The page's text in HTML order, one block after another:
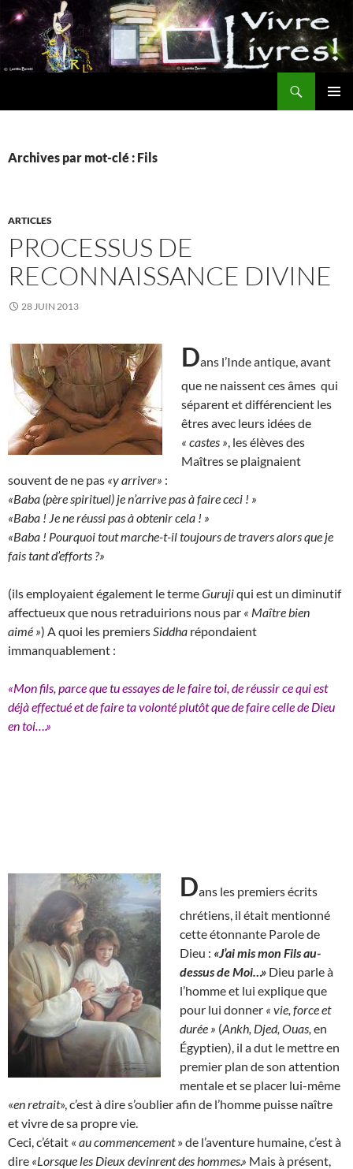
Aller
au
contenu
Archives par mot-clé : Fils
ARTICLES
PROCESSUS DE
RECONNAISSANCE DIVINE
28 JUIN 2013
Dans l’Inde antique, avant
que ne naissent ces âmes qui
séparent et différencient les
êtres avec leurs idées de
« castes » , les élèves des
Maîtres se plaignaient
souvent de ne pas «y arriver» :
«Baba (père spirituel) je n’arrive pas à faire ceci ! »
«Baba ! Je ne réussi pas à obtenir cela ! »
«Baba ! Pourquoi tout marche-t-il toujours de travers alors que je
fais tant d’efforts ?»
(ils employaient également le termeGurujiqui est un diminutif
affectueux que nous retraduirions nous par « Maître bien
aimé ») A quoi les premiers Siddha répondaient
immanquablement :
«Mon fils, parce que tu essayes de le faire toi, de réussir ce qui est
déjà effectué et de faire ta volonté plutôt que de faire celle de Dieu
en toi….»
Dans les premiers écrits
chrétiens, il était mentionné
cette étonnante Parole de
Dieu : «J’ai mis mon Fils au-
dessus de Moi…» Dieu parle à
l’homme et lui explique que
pour lui donner « vie, force et
durée » (Ankh, Djed, Ouas, en
Égyptien), il a dut le mettre en
premier plan de son attention
mentale et se placer lui-même
«en retrait», c’est à dire s’oublier afin de l’homme puisse naître
et vivre de sa propre vie.
Ceci, c’était « au commencement» de l’aventure humaine, c’est à
dire «Lorsque les Dieux devinrent des hommes.» Mais à présent,